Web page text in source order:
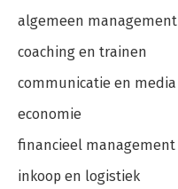
algemeen management
coaching en trainen
communicatie en media
economie
financieel management
inkoop en logistiek